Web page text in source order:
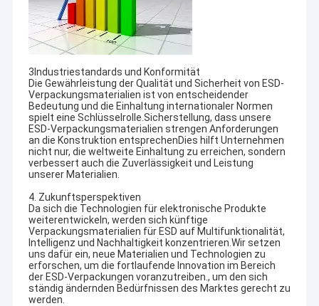
3Industriestandards und Konformität
Die Gewährleistung der Qualität und Sicherheit von ESD-
Verpackungsmaterialien ist von entscheidender
Bedeutung und die Einhaltung internationaler Normen
spielt eine Schlüsselrolle.Sicherstellung, dass unsere
ESD-Verpackungsmaterialien strengen Anforderungen
an die Konstruktion entsprechenDies hilft Unternehmen
nicht nur, die weltweite Einhaltung zu erreichen, sondern
verbessert auch die Zuverlässigkeit und Leistung
unserer Materialien.
4. Zukunftsperspektiven
Da sich die Technologien für elektronische Produkte
weiterentwickeln, werden sich künftige
Verpackungsmaterialien für ESD auf Multifunktionalität,
Intelligenz und Nachhaltigkeit konzentrieren.Wir setzen
uns dafür ein, neue Materialien und Technologien zu
erforschen, um die fortlaufende Innovation im Bereich
der ESD-Verpackungen voranzutreiben., um den sich
ständig ändernden Bedürfnissen des Marktes gerecht zu
werden.